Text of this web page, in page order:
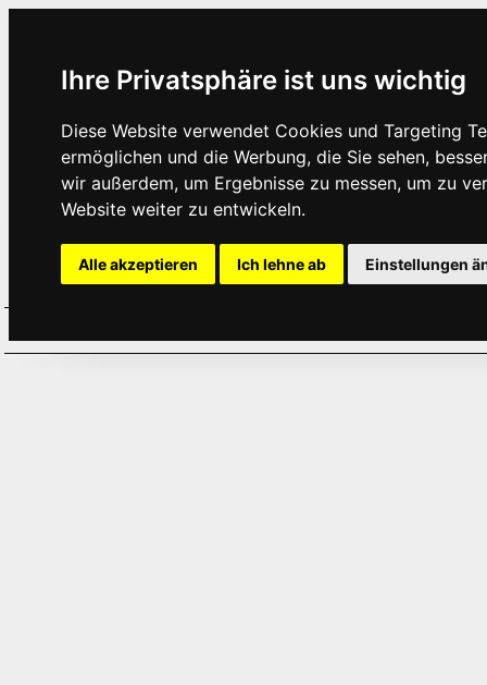
Ihre Privatsphäre ist uns wichtig
Diese Website verwendet Cookies und Targeting
ermöglichen und die Werbung, die Sie sehen,
wir außerdem, um Ergebnisse zu messen, um zu
Website weiter zu entwickeln.
Alle akzeptieren Ich lehne ab Einstellungen